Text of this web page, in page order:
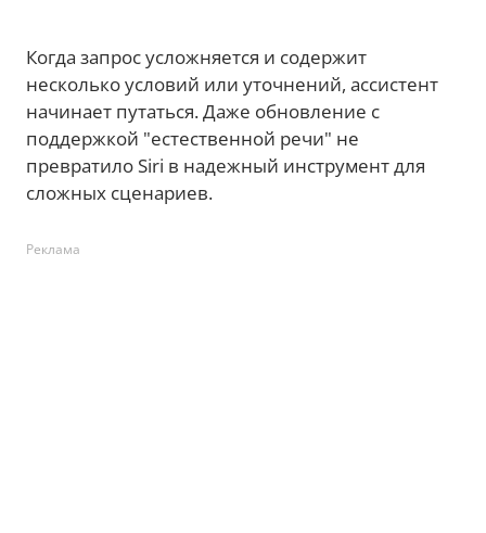
Когда запрос усложняется и содержит
несколько условий или уточнений, ассистент
начинает путаться. Даже обновление с
поддержкой "естественной речи" не
превратило Siri в надежный инструмент для
сложных сценариев.
Реклама